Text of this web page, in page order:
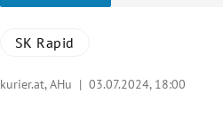
SK Rapid
kurier.at, AHu | 03.07.2024, 18:00